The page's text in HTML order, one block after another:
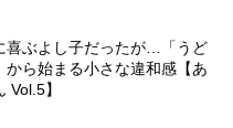
喜ぶよし子だったが…「うど
から始まる小さな違和感【あ
Vol.5】